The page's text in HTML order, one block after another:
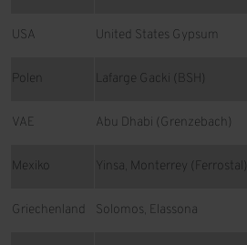
USA United States Gypsum
Polen Lafarge Gacki (BSH)
VAE Abu Dhabi (Grenzebach)
Mexiko Yinsa, Monterrey (Ferrostal)
Griechenland Solomos, Elassona